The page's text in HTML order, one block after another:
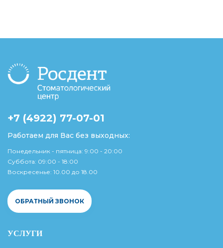
+7 (4922) 77-07-01
Работаем для Вас без выходных:
Понедельник - пятница: 9:00 - 20:00
Суббота: 09:00 - 18:00
Воскресенье: 10.00 до 18.00
ОБРАТНЫЙ ЗВОНОК
УСЛУГИ